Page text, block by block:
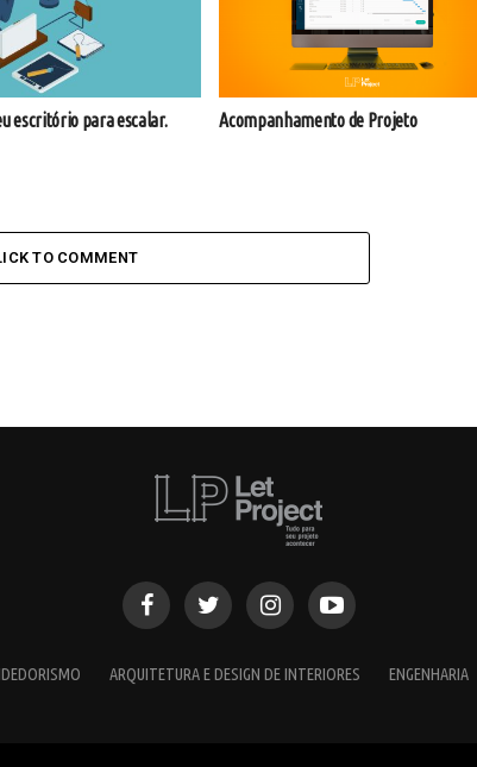
escritório para escalar. Acompanhamento de Projeto
TO COMMENT
ARQUITETURA E DESIGN DE INTERIORES ENGENHARIA